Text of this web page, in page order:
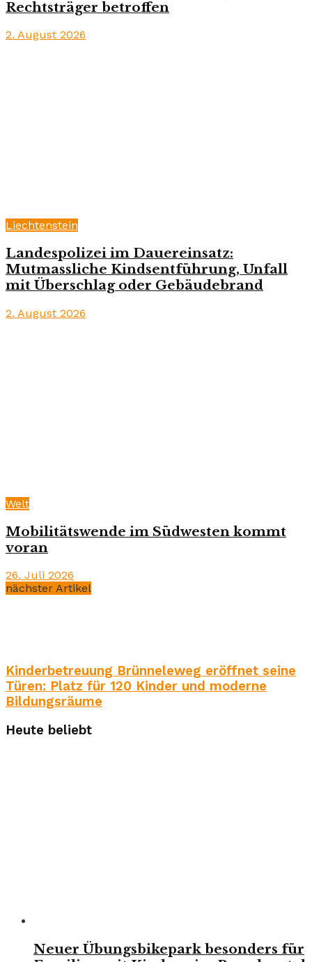
Rechtsträger betroffen
2. August 2026
Liechtenstein
Landespolizei im Dauereinsatz:
Mutmassliche Kindsentführung, Unfall
mit Überschlag oder Gebäudebrand
2. August 2026
Welt
Mobilitätswende im Südwesten kommt
voran
26. Juli 2026
nächster Artikel
Kinderbetreuung Brünneleweg eröffnet seine
Türen: Platz für 120 Kinder und moderne
Bildungsräume
Heute beliebt
Neuer Übungsbikepark besonders für